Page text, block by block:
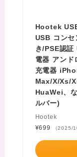
Hootek
USB コン
き/PSE認
電器 アンド
充電器
Max/X/Xs/
HuaWei、
ルバー)
Hootek
¥699
（2025/